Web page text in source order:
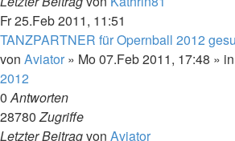
Fr 25.Feb 2011, 11:51
TANZPARTNER für Opernball 2012
von Aviator » Mo 07.Feb 2011, 17:48 » in
2012
0Antworten
28780Zugriffe
Letzter Beitragvon Aviator